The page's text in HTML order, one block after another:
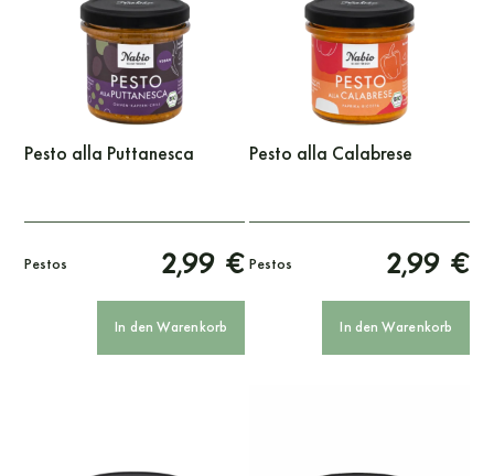
Pesto alla Puttanesca
Pestos 2,99 €
In den Warenkorb
Pesto alla Calabrese
Pestos 2,99 €
In den Warenkorb